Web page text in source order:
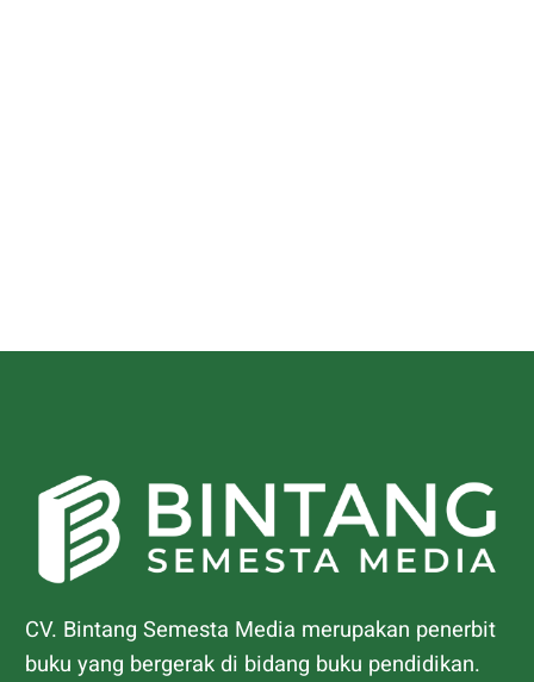
CV. Bintang Semesta Media merupakan penerbit
buku yang bergerak di bidang buku pendidikan.